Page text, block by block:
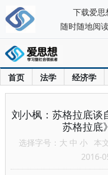
首页 法学 经济学
刘小枫：苏格拉底
苏格拉底
选择字号： 大 中 小 本
2016-
下载爱思
随时随地阅